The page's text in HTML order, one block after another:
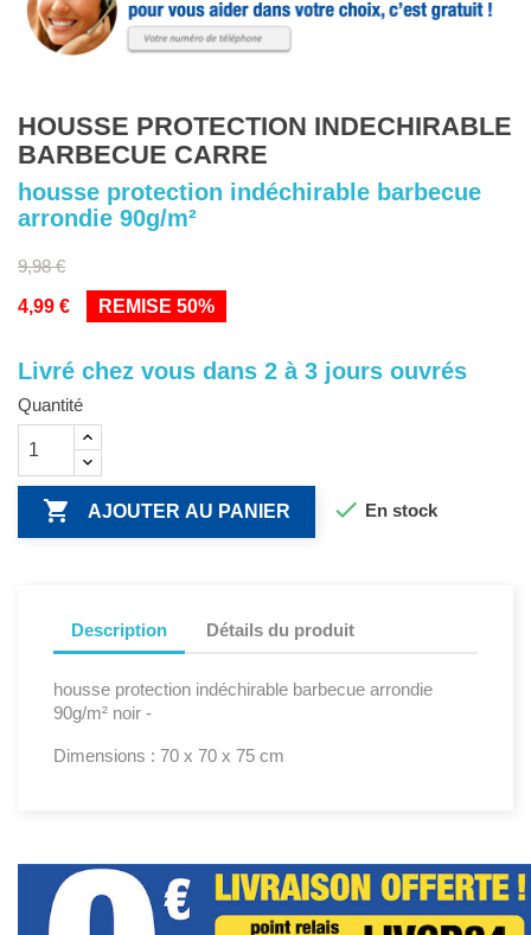
HOUSSE PROTECTION INDECHIRABLE
BARBECUE CARRE
housse protection indéchirable barbecue
arrondie 90g/m²
9,98 €
4,99 €
REMISE 50%
Livré chez vous dans 2 à 3 jours ouvrés
Quantité
 AJOUTER AU PANIER  En stock
Description Détails du produit
housse protection indéchirable barbecue arrondie
90g/m² noir -
Dimensions : 70 x 70 x 75 cm